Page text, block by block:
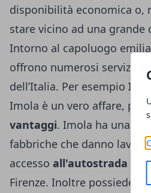
disponibilità economica o,
stare vicino ad una
Intorno al capoluogo
offrono numerosi servizi e
dell’Italia. Per esempio
Imola è un vero affare,
vantaggi. Imola ha una
fabbriche che danno
accesso all'autostrada A1
Firenze. Inoltre possiede